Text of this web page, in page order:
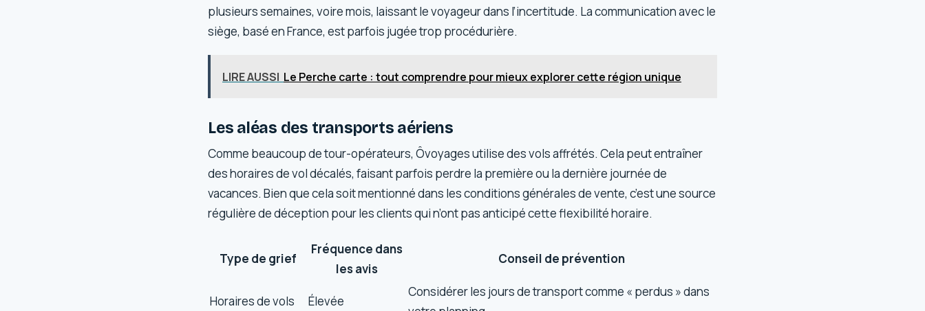
plusieurs semaines, voire mois, laissant le voyageur dans l’incertitude. La communication avec le
siège, basé en France, est parfois jugée trop procédurière.
LIRE AUSSI Le Perche carte : tout comprendre pour mieux explorer cette région unique
Les aléas des transports aériens
Comme beaucoup de tour-opérateurs, Ôvoyages utilise des vols affrétés. Cela peut entraîner
des horaires de vol décalés, faisant parfois perdre la première ou la dernière journée de
vacances. Bien que cela soit mentionné dans les conditions générales de vente, c’est une source
régulière de déception pour les clients qui n’ont pas anticipé cette flexibilité horaire.
Type de grief
Fréquence dans
les avis
Conseil de prévention
Horaires de vols Élevée
Considérer les jours de transport comme « perdus » dans